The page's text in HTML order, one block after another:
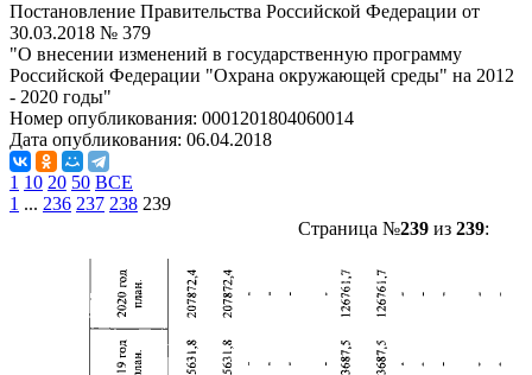
Постановление Правительства Российской Федерации от
30.03.2018 № 379
"О внесении изменений в государственную программу
Российской Федерации "Охрана окружающей среды" на 2012
- 2020 годы"
Номер опубликования: 0001201804060014
Дата опубликования: 06.04.2018
1 10 20 50 ВСЕ
1 ... 236 237 238 239
Страница №239из 239: